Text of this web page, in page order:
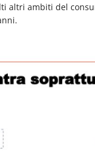
altri ambiti del